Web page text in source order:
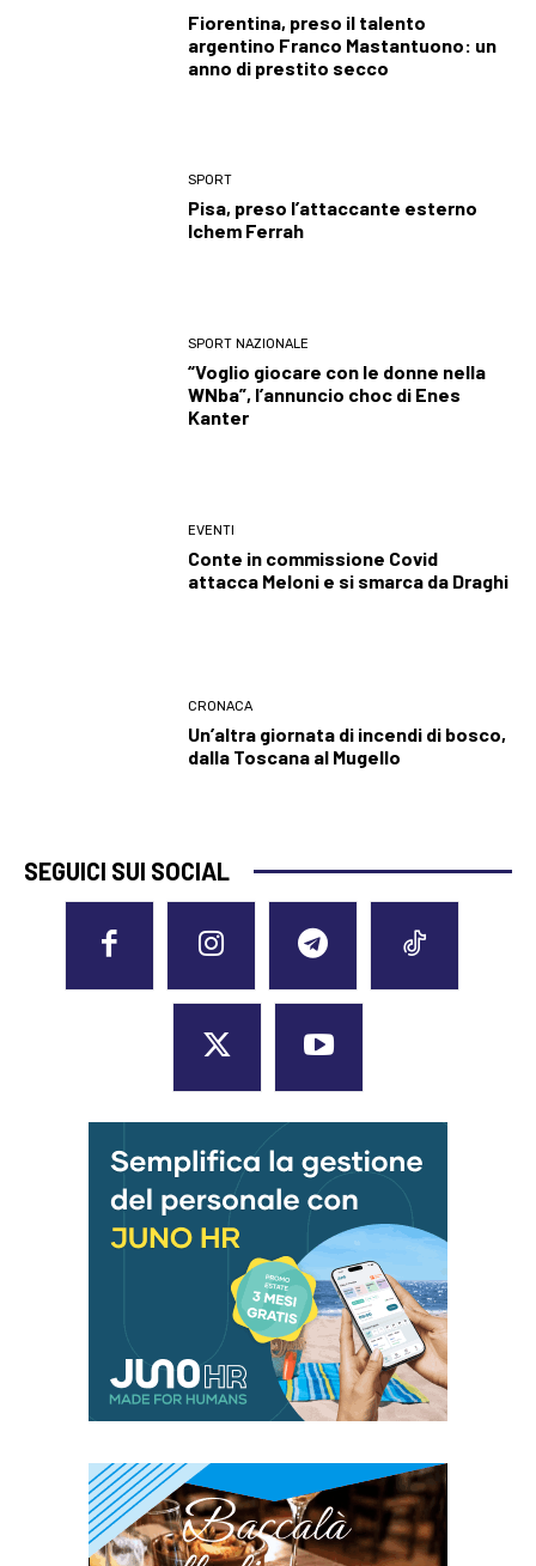
Fiorentina, preso il talento
argentino Franco Mastantuono: un
anno di prestito secco
SPORT
Pisa, preso l’attaccante esterno
Ichem Ferrah
SPORT NAZIONALE
“Voglio giocare con le donne nella
WNba”, l’annuncio choc di Enes
Kanter
EVENTI
Conte in commissione Covid
attacca Meloni e si smarca da Draghi
CRONACA
Un’altra giornata di incendi di bosco,
dalla Toscana al Mugello
SEGUICI SUI SOCIAL